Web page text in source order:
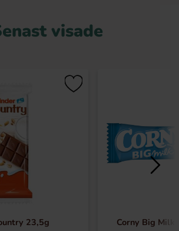
visade
23,5g Corny Big Milk